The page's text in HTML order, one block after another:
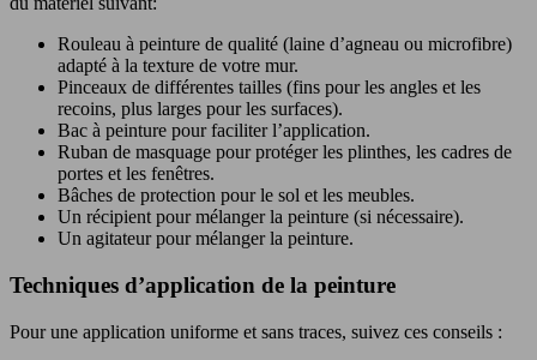
Rouleau à peinture de qualité (laine d’agneau ou microfibre)
adapté à la texture de votre mur.
Pinceaux de différentes tailles (fins pour les angles et les
recoins, plus larges pour les surfaces).
Bac à peinture pour faciliter l’application.
Ruban de masquage pour protéger les plinthes, les cadres de
portes et les fenêtres.
Bâches de protection pour le sol et les meubles.
Un récipient pour mélanger la peinture (si nécessaire).
Un agitateur pour mélanger la peinture.
Techniques d’application de la peinture
Pour une application uniforme et sans traces, suivez ces conseils :